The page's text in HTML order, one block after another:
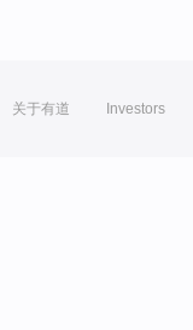
关于有道 Investors